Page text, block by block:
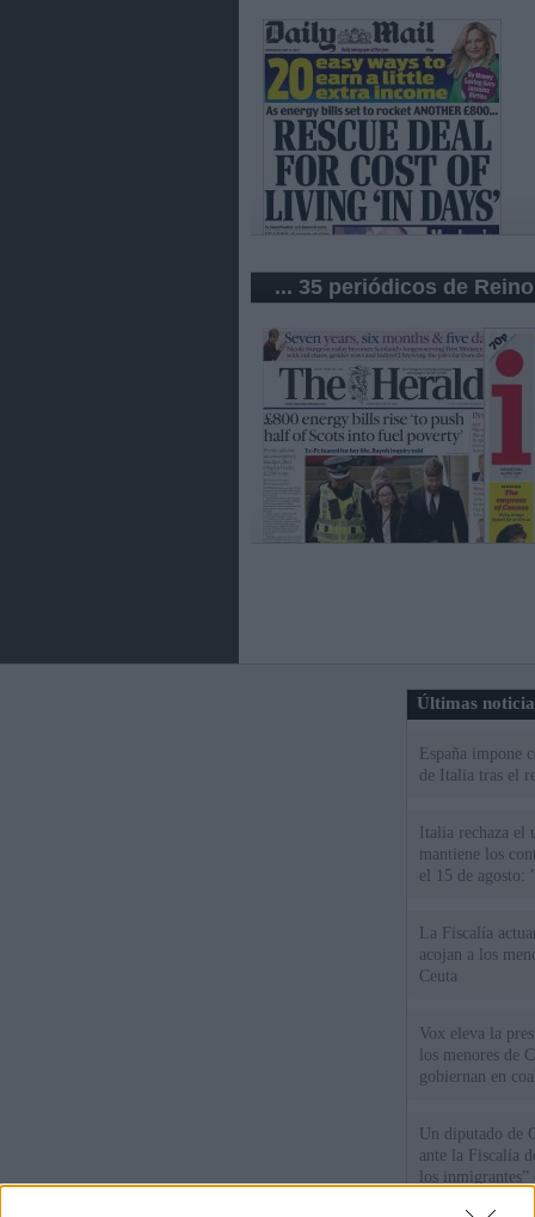
... 35 periódicos de
Últimas
España impone
de Italia tras el
Italia rechaza
mantiene los
el 15 de agosto:
La Fiscalía
acojan a los
Ceuta
Vox eleva la
los menores de
gobiernan en
Un diputado de
ante la Fiscalía
los inmigrantes”